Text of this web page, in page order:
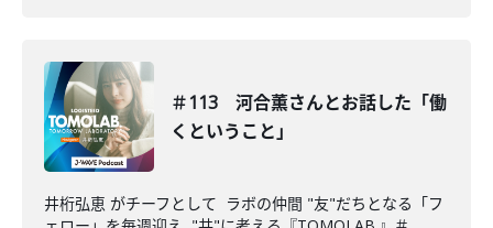
＃113 河合薫さんとお話した「働
くということ」
井桁弘恵 がチーフとして ラボの仲間 "友"だちとなる「フ